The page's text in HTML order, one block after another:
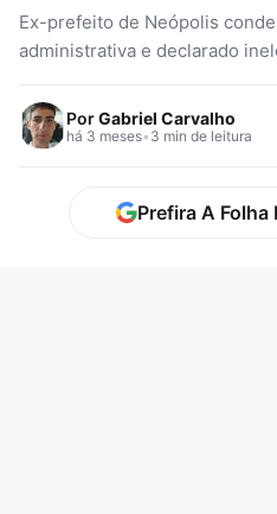
Ex-prefeito de Neópolis
administrativa e declarado
PorGabriel Carvalho
há 3 meses• 3 min de leitura
Prefira A